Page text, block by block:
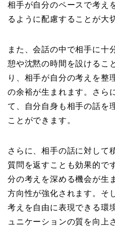
相手が自分のペースで考え
るように配慮することが大
また、会話の中で相手に十
憩や沈黙の時間を設けるこ
り、相手が自分の考えを整
の余裕が生まれます。さら
て、自分自身も相手の話を
ことができます。
さらに、相手の話に対して
質問を返すことも効果的で
分の考えを深める機会が生
方向性が強化されます。そ
考えを自由に表現できる環
ュニケーションの質を向上